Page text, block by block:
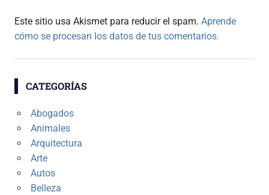
Este sitio usa Akismet para reducir el spam. Aprende
cómo se procesan los datos de tus comentarios.
CATEGORÍAS
Abogados
Animales
Arquitectura
Arte
Autos
Belleza